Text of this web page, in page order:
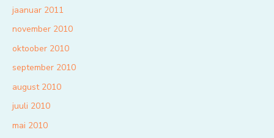
jaanuar 2011
november 2010
oktoober 2010
september 2010
august 2010
juuli 2010
mai 2010